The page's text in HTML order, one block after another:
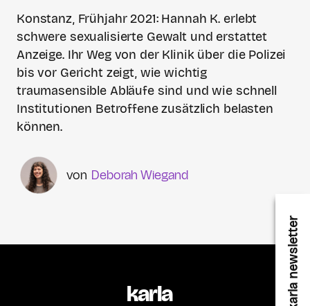
karla newsletter
Konstanz, Frühjahr 2021: Hannah K. erlebt
schwere sexualisierte Gewalt und erstattet
Anzeige. Ihr Weg von der Klinik über die Polizei
bis vor Gericht zeigt, wie wichtig
traumasensible Abläufe sind und wie schnell
Institutionen Betroffene zusätzlich belasten
können.
Deborah Wiegand
karla